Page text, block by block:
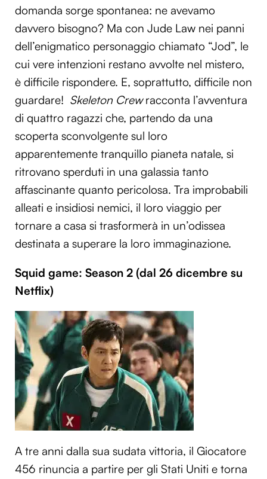
domanda sorge spontanea: ne avevamo
davvero bisogno? Ma con Jude Law nei panni
dell’enigmatico personaggio chiamato “Jod”, le
cui vere intenzioni restano avvolte nel mistero,
è difficile rispondere. E, soprattutto, difficile non
guardare! Skeleton Crewracconta l’avventura
di quattro ragazzi che, partendo da una
scoperta sconvolgente sul loro
apparentemente tranquillo pianeta natale, si
ritrovano sperduti in una galassia tanto
affascinante quanto pericolosa. Tra improbabili
alleati e insidiosi nemici, il loro viaggio per
tornare a casa si trasformerà in un’odissea
destinata a superare la loro immaginazione.
Squid game: Season 2 (dal 26 dicembre su
Netflix)
A tre anni dalla sua sudata vittoria, il Giocatore
456 rinuncia a partire per gli Stati Uniti e torna